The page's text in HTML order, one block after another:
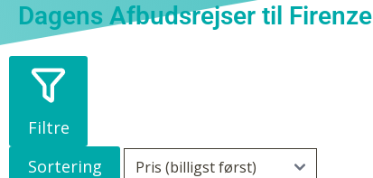
Dagens Afbudsrejser til Firenze
Filtre
Sortering